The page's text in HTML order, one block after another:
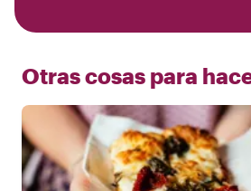
Otras cosas para